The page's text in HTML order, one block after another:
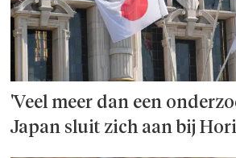
'Veel meer dan een
Japan sluit zich aan bij